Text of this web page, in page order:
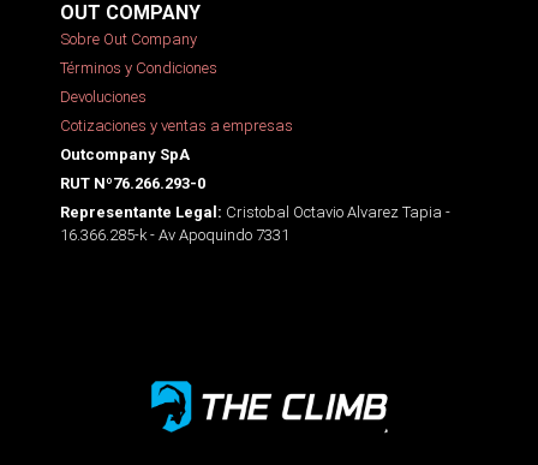
OUT COMPANY
Sobre Out Company
Términos y Condiciones
Devoluciones
Cotizaciones y ventas a empresas
Outcompany SpA
RUT Nº76.266.293-0
Representante Legal: Cristobal Octavio Alvarez Tapia -
16.366.285-k - Av Apoquindo 7331